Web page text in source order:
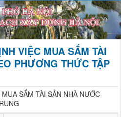
VIỆC MUA SẮM TÀI
PHƯƠNG THỨC TẬP
SẮM TÀI SẢN NHÀ NƯỚC